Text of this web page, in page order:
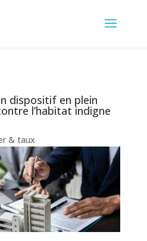
dispositif en plein
l’habitat indigne
& taux